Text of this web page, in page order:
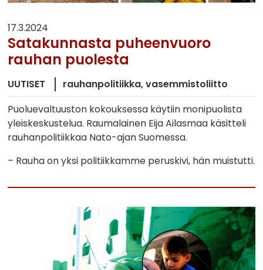
17.3.2024
Satakunnasta puheenvuoro
rauhan puolesta
UUTISET rauhanpolitiikka vasemmistoliitto
Puoluevaltuuston kokouksessa käytiin monipuolista
yleiskeskustelua. Raumalainen Eija Ailasmaa käsitteli
rauhanpolitiikkaa Nato-ajan Suomessa.
– Rauha on yksi politiikkamme peruskivi, hän muistutti.